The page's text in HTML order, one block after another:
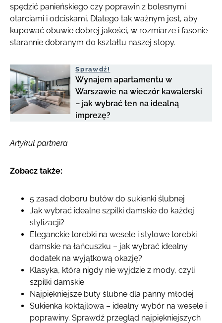
spędzić panieńskiego czy poprawin z bolesnymi
otarciami i odciskami. Dlatego tak ważnym jest, aby
kupować obuwie dobrej jakości, w rozmiarze i fasonie
starannie dobranym do kształtu naszej stopy.
Sprawdź!
Wynajem apartamentu w
Warszawie na wieczór kawalerski
– jak wybrać ten na idealną
imprezę?
Artykuł partnera
Zobacz także:
5 zasad doboru butów do sukienki ślubnej
Jak wybrać idealne szpilki damskie do każdej
stylizacji?
Eleganckie torebki na wesele i stylowe torebki
damskie na łańcuszku – jak wybrać idealny
dodatek na wyjątkową okazję?
Klasyka, która nigdy nie wyjdzie z mody, czyli
szpilki damskie
Najpiękniejsze buty ślubne dla panny młodej
Sukienka koktajlowa – idealny wybór na wesele i
poprawiny. Sprawdź przegląd najpiękniejszych